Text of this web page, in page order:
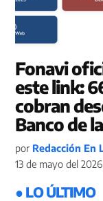
Fonavi
este link:
cobran
Banco de
por Redacción En
13 de mayo del
● LO ÚLTIMO